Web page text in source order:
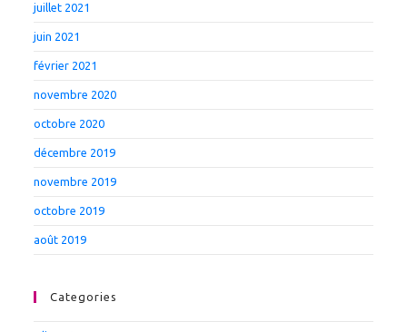
juillet 2021
juin 2021
février 2021
novembre 2020
octobre 2020
décembre 2019
novembre 2019
octobre 2019
août 2019
Categories